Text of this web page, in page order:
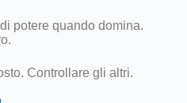
potere quando domina.
Controllare gli altri.